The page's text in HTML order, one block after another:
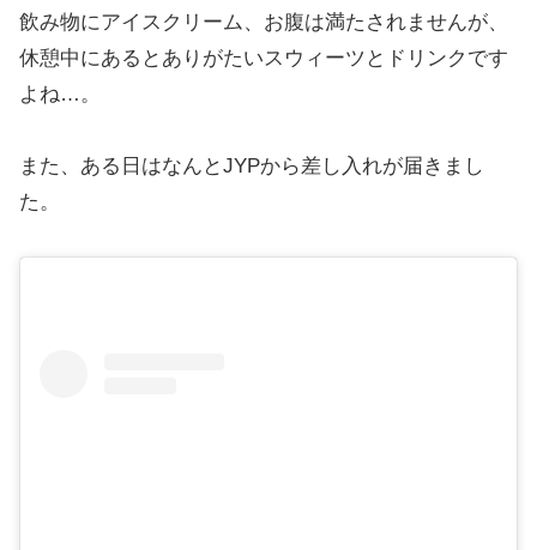
飲み物にアイスクリーム、お腹は満たされませんが、
休憩中にあるとありがたいスウィーツとドリンクです
よね…。
また、ある日はなんとJYPから差し入れが届きまし
た。